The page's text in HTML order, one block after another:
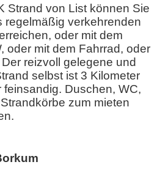
Strand von List können Sie
regelmäßig verkehrenden
oder mit dem
oder mit dem Fahrrad, oder
reizvoll gelegene und
selbst ist 3 Kilometer
feinsandig. Duschen, WC,
zum mieten